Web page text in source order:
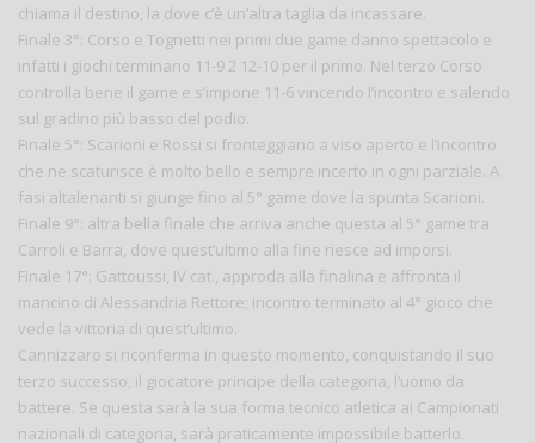
chiama il destino, la dove c’è un’altra taglia da incassare.
Finale 3°: Corso e Tognetti nei primi due game danno spettacolo e
infatti i giochi terminano 11-9 2 12-10 per il primo. Nel terzo Corso
controlla bene il game e s’impone 11-6 vincendo l’incontro e salendo
sul gradino più basso del podio.
Finale 5°: Scarioni e Rossi si fronteggiano a viso aperto e l’incontro
che ne scaturisce è molto bello e sempre incerto in ogni parziale. A
fasi altalenanti si giunge fino al 5° game dove la spunta Scarioni.
Finale 9°: altra bella finale che arriva anche questa al 5° game tra
Carroli e Barra, dove quest’ultimo alla fine riesce ad imporsi.
Finale 17°: Gattoussi, IV cat., approda alla finalina e affronta il
mancino di Alessandria Rettore; incontro terminato al 4° gioco che
vede la vittoria di quest’ultimo.
Cannizzaro si riconferma in questo momento, conquistando il suo
terzo successo, il giocatore principe della categoria, l’uomo da
battere. Se questa sarà la sua forma tecnico atletica ai Campionati
nazionali di categoria, sarà praticamente impossibile batterlo.